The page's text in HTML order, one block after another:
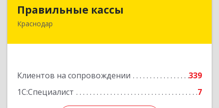
Правильные кассы
Краснодар
Клиентов на сопровождении
339
1С:Специалист
7
350075, Краснодарский край, Краснодар г, им